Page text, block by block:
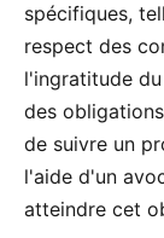
spécifiques,
respect des
l'ingratitude
des
de suivre un
l'aide d'un
atteindre cet